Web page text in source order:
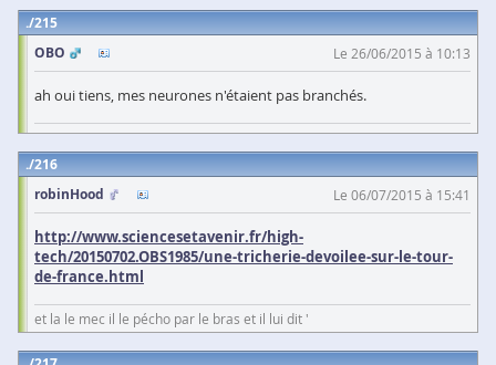
215
OBO
Le 26/06/2015 à 10:13
ah oui tiens, mes neurones n'étaient pas branchés.
216
robinHood
Le 06/07/2015 à 15:41
http://www.sciencesetavenir.fr/high-
tech/20150702.OBS1985/une-tricherie-devoilee-sur-le-tour-
de-france.html
et la le mec il le pécho par le bras et il lui dit '